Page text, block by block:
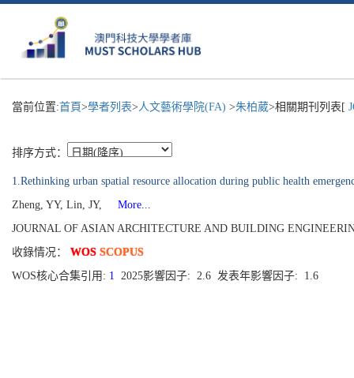
當前位置:首頁>學者列表>人文藝術學院(FA) >朱柏葳>相關期刊列表[
排序方式：
1.Rethinking urban spatial resource allocation during public health
Zheng, YY, Lin, JY,
More...
JOURNAL OF ASIAN ARCHITECTURE AND BUILDING
收錄情况： WOS SCOPUS
WOS核心合集引用: 1 2025影響因子: 2.6 发表年影響因子: 1.6